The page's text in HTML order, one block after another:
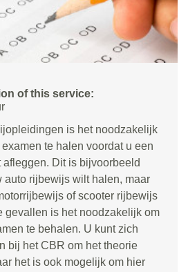
of this service:
is het noodzakelijk
te halen voordat u een
Dit is bijvoorbeeld
auto rijbewijs wilt halen, maar
of scooter rijbewijs
gevallen is het noodzakelijk om
te behalen. U kunt zich
bij het CBR om het theorie
het is ook mogelijk om hier